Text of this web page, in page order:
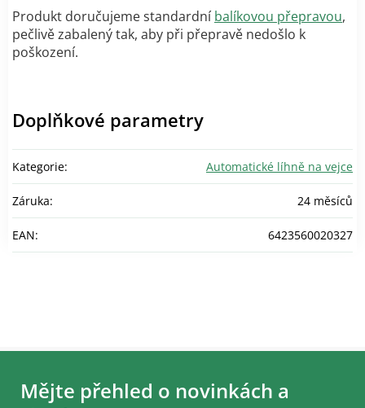
Produkt doručujeme standardníbalíkovou přepravou,
pečlivě zabalený tak, aby při přepravě nedošlo k
poškození.
Doplňkové parametry
Kategorie: Automatické líhně na vejce
Záruka: 24 měsíců
EAN: 6423560020327
Z
Mějte přehled o novinkách a